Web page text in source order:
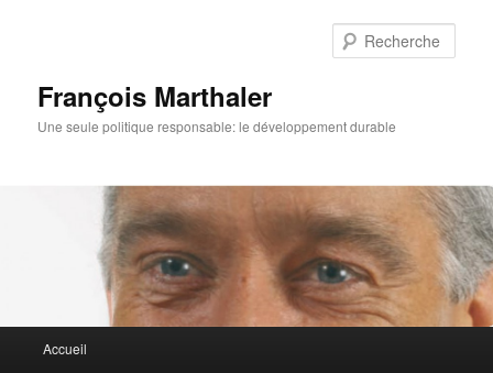
François Marthaler
Une seule politique responsable: le développement durable
principal
Aller
Accueil